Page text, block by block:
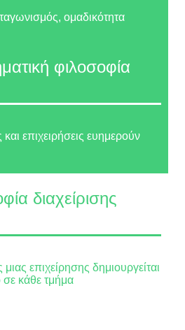
ομαδικότητα
φιλοσοφία
επιχειρήσεις ευημερούν
διαχείρισης
επιχείρησης δημιουργείται
κάθε τμήμα